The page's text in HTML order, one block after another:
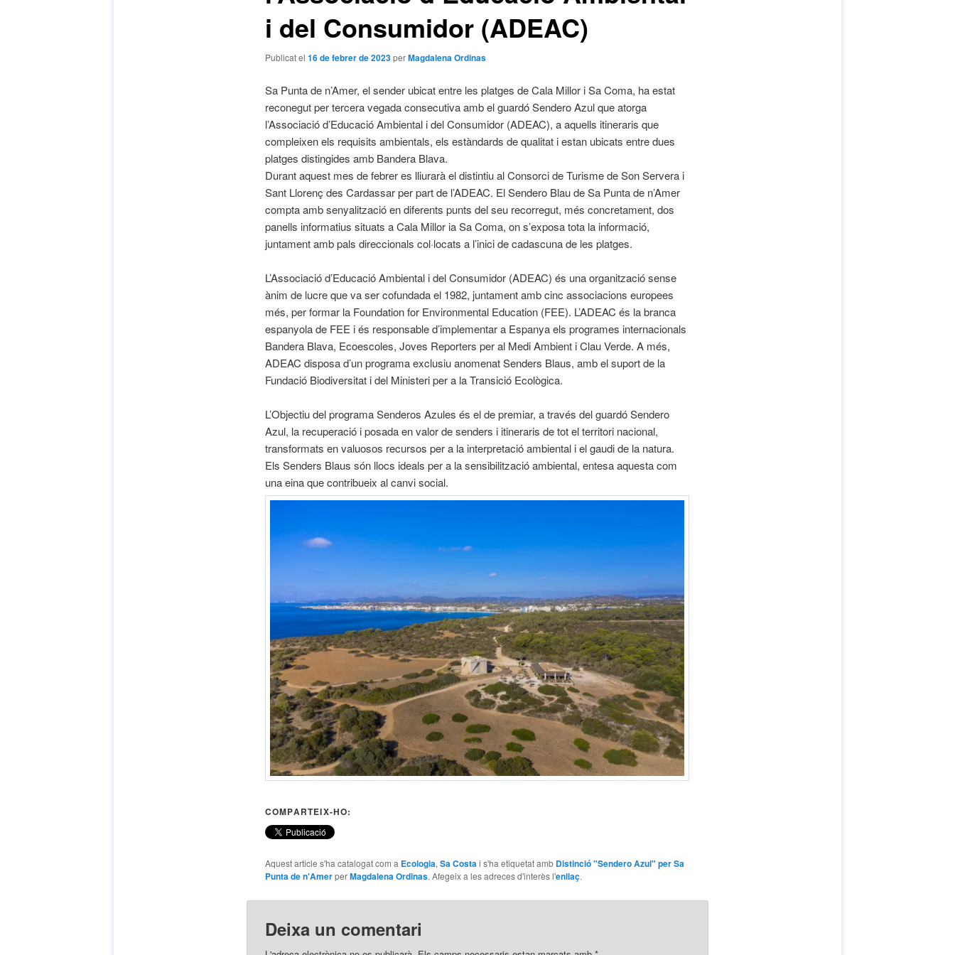
i del Consumidor (ADEAC)
Publicat el 16 de febrer de 2023perMagdalena Ordinas
Sa Punta de n’Amer, el sender ubicat entre les platges de Cala Millor i Sa Coma, ha estat
reconegut per tercera vegada consecutiva amb el guardó Sendero Azul que atorga
l’Associació d’Educació Ambiental i del Consumidor (ADEAC), a aquells itineraris que
compleixen els requisits ambientals, els estàndards de qualitat i estan ubicats entre dues
platges distingides amb Bandera Blava.
Durant aquest mes de febrer es lliurarà el distintiu al Consorci de Turisme de Son Servera i
Sant Llorenç des Cardassar per part de l’ADEAC. El Sendero Blau de Sa Punta de n’Amer
compta amb senyalització en diferents punts del seu recorregut, més concretament, dos
panells informatius situats a Cala Millor ia Sa Coma, on s’exposa tota la informació,
juntament amb pals direccionals col·locats a l’inici de cadascuna de les platges.
L’Associació d’Educació Ambiental i del Consumidor (ADEAC) és una organització sense
ànim de lucre que va ser cofundada el 1982, juntament amb cinc associacions europees
més, per formar la Foundation for Environmental Education (FEE). L’ADEAC és la branca
espanyola de FEE i és responsable d’implementar a Espanya els programes internacionals
Bandera Blava, Ecoescoles, Joves Reporters per al Medi Ambient i Clau Verde. A més,
ADEAC disposa d’un programa exclusiu anomenat Senders Blaus, amb el suport de la
Fundació Biodiversitat i del Ministeri per a la Transició Ecològica.
L’Objectiu del programa Senderos Azules és el de premiar, a través del guardó Sendero
Azul, la recuperació i posada en valor de senders i itineraris de tot el territori nacional,
transformats en valuosos recursos per a la interpretació ambiental i el gaudi de la natura.
Els Senders Blaus són llocs ideals per a la sensibilització ambiental, entesa aquesta com
una eina que contribueix al canvi social.
COMPARTEIX-HO:
Aquest article s'ha catalogat com a Ecologia, Sa Costai s'ha etiquetat amb Distinció "Sendero Azul" per Sa
Punta de n'AmerperMagdalena Ordinas. Afegeix a les adreces d'interès l'enllaç.
Deixa un comentari